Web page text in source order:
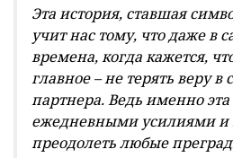
Эта история, ставшая
учит нас тому, что даже в
времена, когда кажется,
главное – не терять веру в
партнера. Ведь именно
ежедневными усилиями и
преодолеть любые